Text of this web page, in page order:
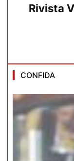
Rivista
CONFIDA